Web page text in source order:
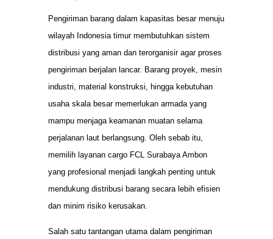
Pengiriman barang dalam kapasitas besar menuju
wilayah Indonesia timur membutuhkan sistem
distribusi yang aman dan terorganisir agar proses
pengiriman berjalan lancar. Barang proyek, mesin
industri, material konstruksi, hingga kebutuhan
usaha skala besar memerlukan armada yang
mampu menjaga keamanan muatan selama
perjalanan laut berlangsung. Oleh sebab itu,
memilih layanan cargo FCL Surabaya Ambon
yang profesional menjadi langkah penting untuk
mendukung distribusi barang secara lebih efisien
dan minim risiko kerusakan.
Salah satu tantangan utama dalam pengiriman